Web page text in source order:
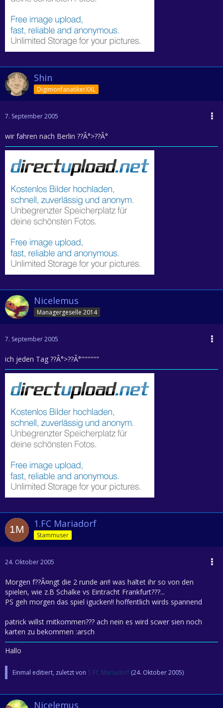
Shin
DigimonfanatikerXXL
7. September 2005
wir fahren nach Berlin ??Â°>??Â°
Nicelemus
Managergeselle 2014
7. September 2005
ich jeden Tag ??Â°>??Â°""""""
1.FC Mariadorf
Stammuser
24. Oktober 2005
Morgen f??Â¤ngt die 2 runde an!! was haltet ihr so von den
spielen, wie z.B Schalke vs Eintracht Frankfurt???...
PS geh morgen das spiel igucken!! hoffentlich wirds spannend
patrick willst mitkommen??? ach nein es wird scwer sien noch
karten zu bekommen :arsch
Hallo
Einmal editiert, zuletzt von 1.FC Mariadorf (24. Oktober 2005)
Nicelemus